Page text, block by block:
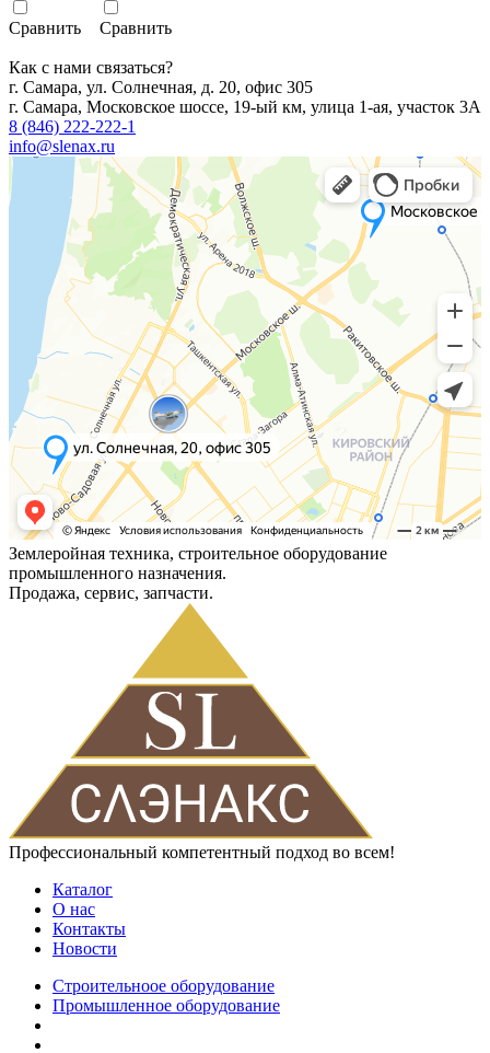
Сравнить Сравнить
Как с нами связаться?
г. Самара, ул. Солнечная, д. 20, офис 305
г. Самара, Московское шоссе, 19-ый км, улица 1-ая, участок 3А
8 (846) 222-222-1
info@slenax.ru
Землеройная техника, строительное оборудование
промышленного назначения.
Продажа, сервис, запчасти.
Профессиональный компетентный подход во всем!
Каталог
О нас
Контакты
Новости
Строительноое оборудование
Промышленное оборудование